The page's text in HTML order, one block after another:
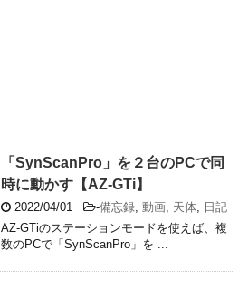
「SynScanPro」を２台のPCで同
時に動かす【AZ-GTi】
2022/04/01 -備忘録 動画 天体
日記
AZ-GTiのステーションモードを使えば、複
数のPCで「SynScanPro」を ...